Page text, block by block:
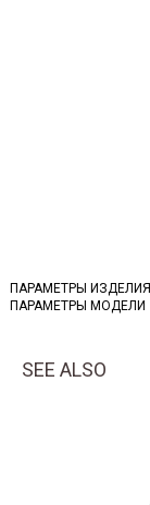
ПАРАМЕТРЫ ИЗДЕЛИЯ
ПАРАМЕТРЫ МОДЕЛИ
SEE ALSO